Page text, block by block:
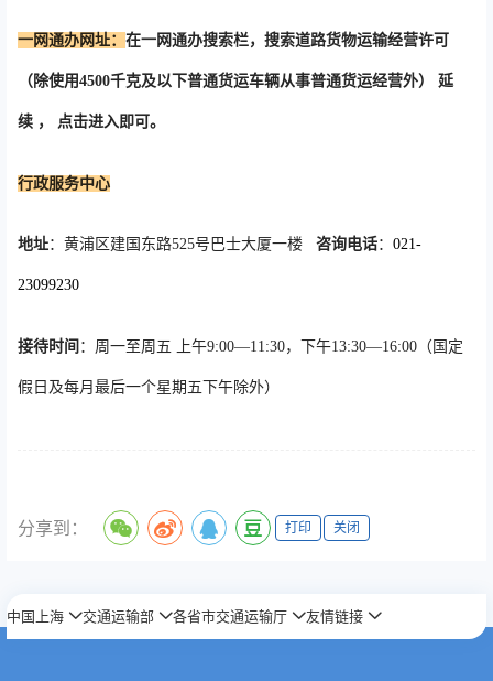
一网通办网址： 在一网通办搜索栏，搜索道路货物运输经营许可
（除使用4500千克及以下普通货运车辆从事普通货运经营外） 延
续 ， 点击进入即可。
行政服务中心
地址：黄浦区建国东路525号巴士大厦一楼 咨询电话： 021-
23099230
接待时间 ：周一至周五 上午9:00—11:30，下午13:30—16:00（国定
假日及每月最后一个星期五下午除外）
分享到： 打印 关闭
中国上海 交通运输部 各省市交通运输厅 友情链接